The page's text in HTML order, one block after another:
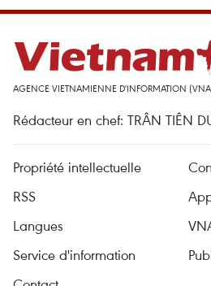
AGENCE VIETNAMIENNE D'INFORMATION
Rédacteur en chef: TRÂN TIÊN
Propriété intellectuelle
RSS
Langues
Service d'information